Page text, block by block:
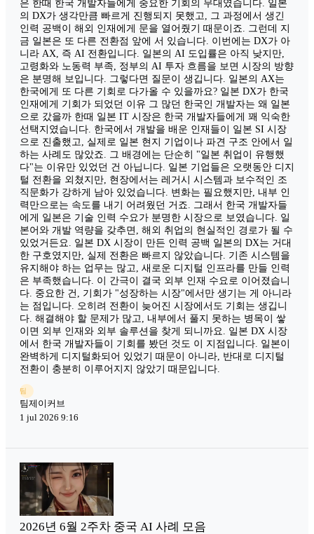
은 한때 한국 개발자들에게 중요한 기회의 무대였습니다. 일본
의 DX가 생각만큼 빠르게 진행되지 못했고, 그 과정에서 생긴
인력 공백이 해외 인재에게 문을 열어줬기 때문이죠. 그런데 지
금 일본은 또 다른 전환점 앞에 서 있습니다. 이번에는 DX가 아
니라 AX, 즉 AI 전환입니다. 일본의 AI 도입률은 아직 낮지만,
고령화와 노동력 부족, 정부의 AI 투자 흐름을 보면 시장의 방향
은 분명해 보입니다. 그렇다면 질문이 생깁니다. 일본의 AX는
한국에게 또 다른 기회로 다가올 수 있을까요? 일본 DX가 한국
인재에게 기회가 되었던 이유 그 많던 한국인 개발자는 왜 일본
으로 갔을까 한때 일본 IT 시장은 한국 개발자들에게 꽤 익숙한
선택지였습니다. 한국에서 개발을 배운 인재들이 일본 SI 시장
으로 진출했고, 실제로 일본 현지 기업이나 파견 구조 안에서 일
하는 사례도 많았죠. 그 배경에는 단순히 "일본 취업이 유행했
다"는 이유만 있었던 건 아닙니다. 일본 기업들은 오랫동안 디지
털 전환을 외쳤지만, 현장에서는 레거시 시스템과 보수적인 조
직문화가 강하게 남아 있었습니다. 변화는 필요했지만, 내부 인
력만으로는 속도를 내기 어려웠던 거죠. 그래서 한국 개발자들
에게 일본은 기술 인력 수요가 분명한 시장으로 보였습니다. 일
본어와 개발 역량을 갖추면, 해외 취업의 현실적인 경로가 될 수
있었거든요. 일본 DX 시장이 만든 인력 공백 일본의 DX는 거대
한 구호였지만, 실제 전환은 빠르지 않았습니다. 기존 시스템을
유지해야 하는 업무는 많고, 새로운 디지털 인프라를 만들 인력
은 부족했습니다. 이 간극이 결국 외부 인재 수요로 이어졌습니
다. 중요한 건, 기회가 "성장하는 시장"에서만 생기는 게 아니라
는 점입니다. 오히려 전환이 늦어진 시장에서도 기회는 생깁니
다. 해결해야 할 문제가 많고, 내부에서 풀지 못하는 병목이 쌓
이면 외부 인재와 외부 솔루션을 찾게 되니까요. 일본 DX 시장
에서 한국 개발자들이 기회를 봤던 것도 이 지점입니다. 일본이
완벽하게 디지털화되어 있었기 때문이 아니라, 반대로 디지털
전환이 충분히 이루어지지 않았기 때문입니다.
팀
팀제이커브
1 jul 2026 9:16
2026년 6월 2주차 중국 AI 사례 모음